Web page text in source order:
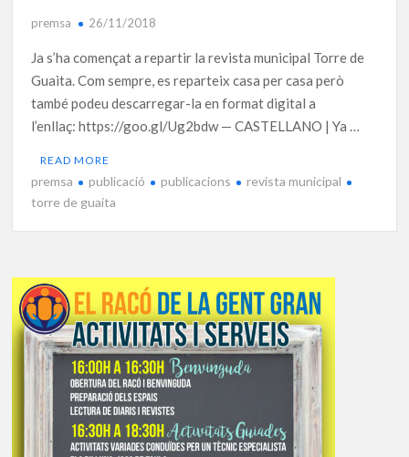
premsa 26/11/2018
Ja s’ha començat a repartir la revista municipal Torre de
Guaita. Com sempre, es reparteix casa per casa però
també podeu descarregar-la en format digital a
l’enllaç: https://goo.gl/Ug2bdw — CASTELLANO | Ya …
READ MORE
premsa publicació publicacions
revista municipal
torre de guaita